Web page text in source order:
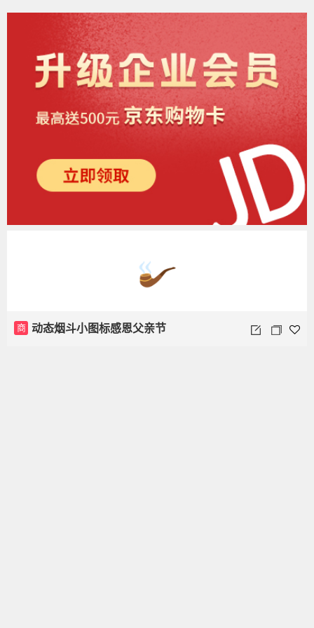
商 动态烟斗小图标感恩父亲节